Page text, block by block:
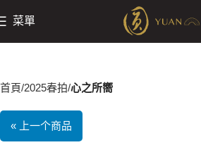
菜單
首頁 2025春拍 心之所嚮
« 上一个商品